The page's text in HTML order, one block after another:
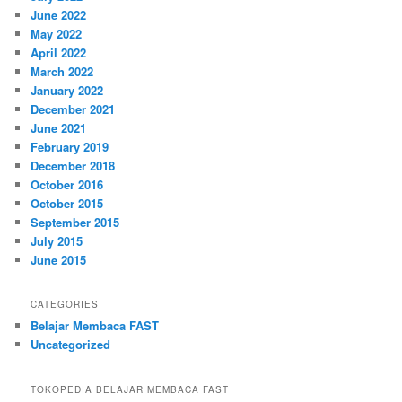
June 2022
May 2022
April 2022
March 2022
January 2022
December 2021
June 2021
February 2019
December 2018
October 2016
October 2015
September 2015
July 2015
June 2015
CATEGORIES
Belajar Membaca FAST
Uncategorized
TOKOPEDIA BELAJAR MEMBACA FAST